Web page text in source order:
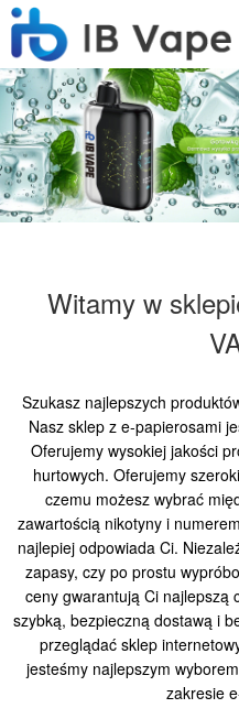
Witamy w
Szukasz najlepszych
Nasz sklep z e-papierosami
Oferujemy wysokiej jakości
hurtowych. Oferujemy
czemu możesz wybrać
zawartością nikotyny i
najlepiej odpowiada Ci.
zapasy, czy po prostu
ceny gwarantują Ci najlepszą
szybką, bezpieczną dostawą i
przeglądać sklep
jesteśmy najlepszym
zakresie